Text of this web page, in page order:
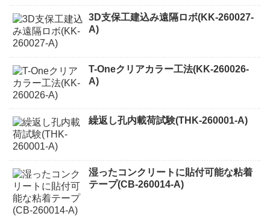
3D支保工建込み遠隔ロボ(KK-260027-
A)
T-Oneクリアカラー工法(KK-260026-
A)
繰返し孔内載荷試験(THK-260001-A)
湿ったコンクリートに貼付可能な粘着
テープ(CB-260014-A)